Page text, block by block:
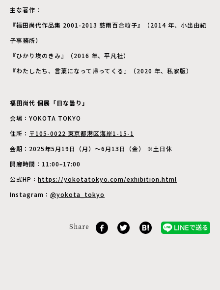
主な著作：
『福田尚代作品集 2001-2013 慈雨百合粒子』（2014 年、小出由紀
子事務所）
『ひかり埃のきみ』（2016 年、平凡社）
『わたしたち、言葉になって帰ってくる』（2020 年、私家版）
福田尚代 個展「日な曇り」
会場：YOKOTA TOKYO
住所： 〒105-0022 東京都港区海岸1-15-1
会期：2025年5月19日（月）～6月13日（金） ※土日休
開廊時間：11:00–17:00
公式HP： https://yokotatokyo.com/exhibition.html
Instagram： @yokota_tokyo
Share